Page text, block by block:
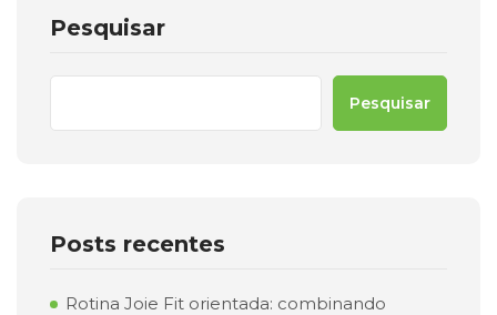
Pesquisar
Pesquisar
Posts recentes
Rotina Joie Fit orientada: combinando